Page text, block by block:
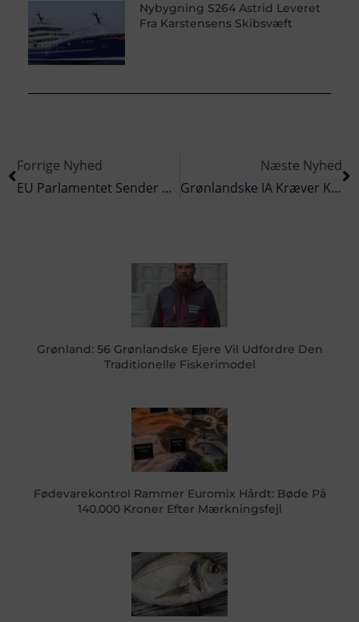
Nybygning S264 Astrid Leveret
Fra Karstensens Skibsvæft
Forrige Nyhed
EU Parlamentet Sender Det Hollandske Puls-Fiskeri I Plenum
Næste Nyhed
Grønlandske IA Kræver Konsekvensberegninger Af Fiskeriloven
Grønland: 56 Grønlandske Ejere Vil Udfordre Den
Traditionelle Fiskerimodel
Fødevarekontrol Rammer Euromix Hårdt: Bøde På
140.000 Kroner Efter Mærkningsfejl